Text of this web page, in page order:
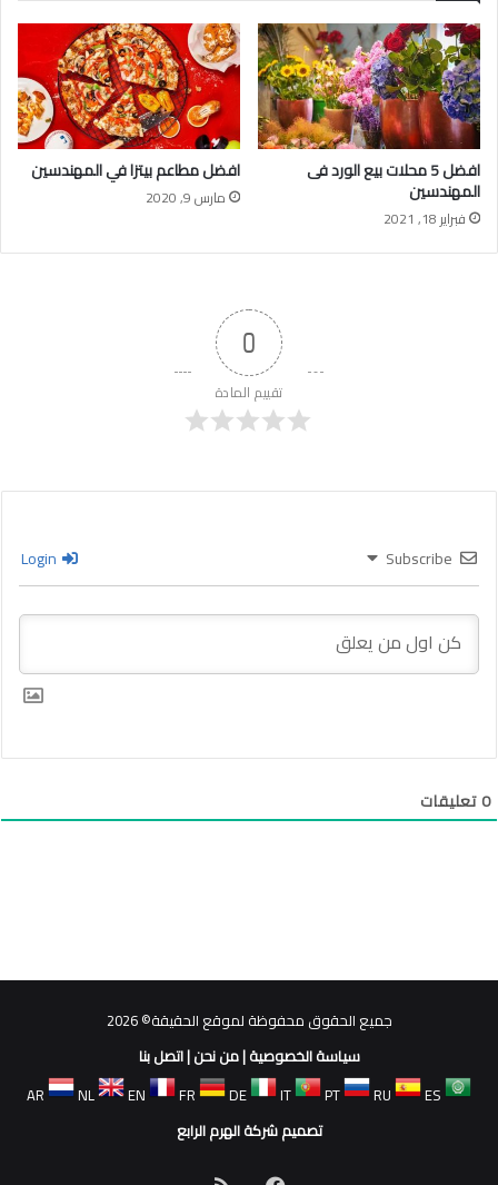
افضل 5 محلات بيع الورد فى
المهندسين
فبراير 18, 2021
افضل مطاعم بيتزا في المهندسين
مارس 9, 2020
0
تقييم المادة
Subscribe
0تعليقات
جميع الحقوق محفوظة لموقع الحقيقة© 2026
سياسة الخصوصية|من نحن|اتصل بنا
AR
NL EN FR DE IT PT RU
ES
تصميم شركة الهرم الرابع